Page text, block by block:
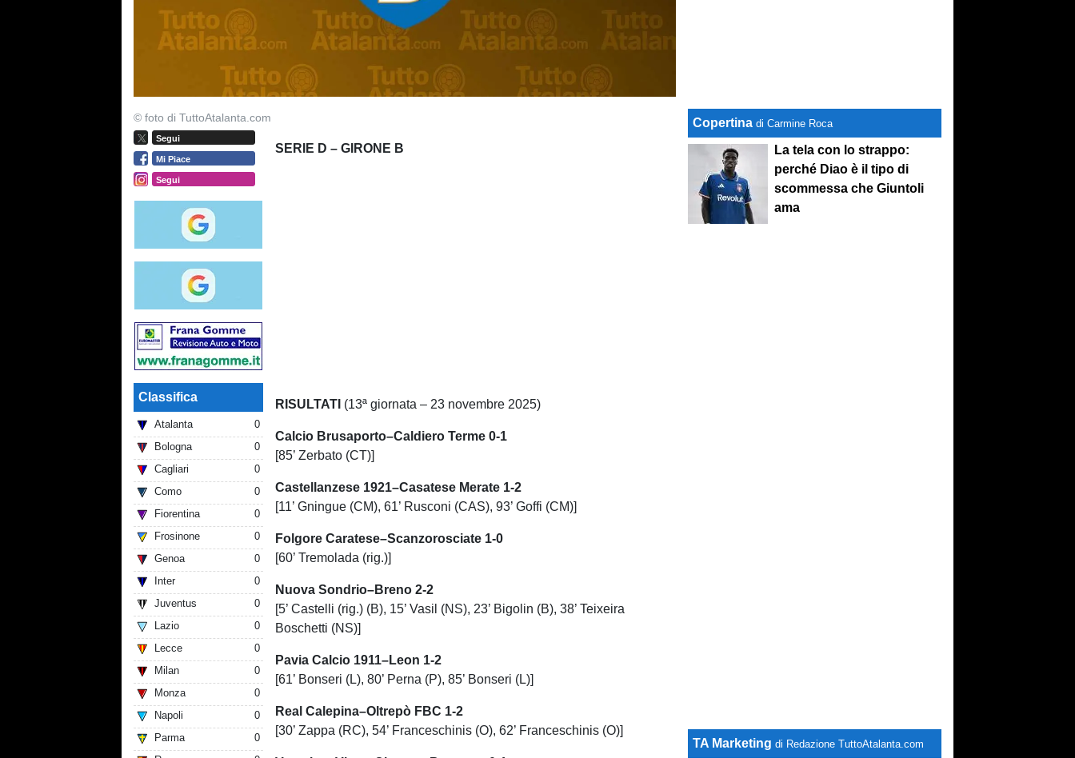
© foto di TuttoAtalanta.com
Segui
Mi Piace
Segui
Classifica
Atalanta
0
Bologna
0
Cagliari
0
Como
0
Fiorentina
0
Frosinone
0
Genoa
0
Inter
0
Juventus
0
Lazio
0
Lecce
0
Milan
0
Monza
0
Napoli
0
Parma
0
SERIE D – GIRONE B
RISULTATI (13ª giornata – 23 novembre 2025)
Calcio Brusaporto–Caldiero Terme 0-1
[85’ Zerbato (CT)]
Castellanzese 1921–Casatese Merate 1-2
[11’ Gningue (CM), 61’ Rusconi (CAS), 93’ Goffi (CM)]
Folgore Caratese–Scanzorosciate 1-0
[60’ Tremolada (rig.)]
Nuova Sondrio–Breno 2-2
[5’ Castelli (rig.) (B), 15’ Vasil (NS), 23’ Bigolin (B), 38’ Teixeira
Boschetti (NS)]
Pavia Calcio 1911–Leon 1-2
[61’ Bonseri (L), 80’ Perna (P), 85’ Bonseri (L)]
Real Calepina–Oltrepò FBC 1-2
[30’ Zappa (RC), 54’ Franceschinis (O), 62’ Franceschinis (O)]
Copertina di Carmine Roca
La tela con lo strappo:
perché Diao è il tipo di
scommessa che Giuntoli
ama
TA Marketing di Redazione TuttoAtalanta.com